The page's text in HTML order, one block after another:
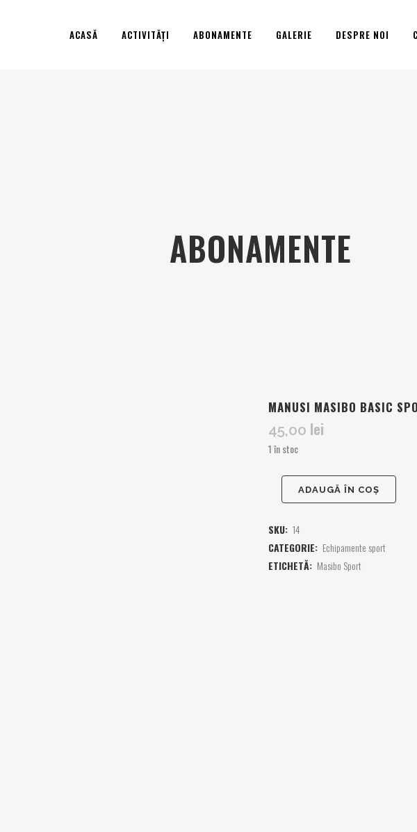
ACASĂ ACTIVITĂȚI ABONAMENTE GALERIE DESPRE NOI
ABONAMENTE
MANUSI MASIBO BASIC
45,00 lei
1 în stoc
ADAUGĂ ÎN COȘ
SKU: 14
CATEGORIE: Echipamente sport
ETICHETĂ: Masibo Sport